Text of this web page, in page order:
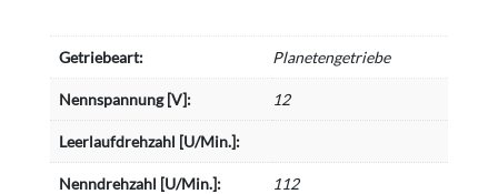
Getriebeart: Planetengetriebe
Nennspannung [V]: 12
Leerlaufdrehzahl [U/Min.]:
Nenndrehzahl [U/Min.]: 112